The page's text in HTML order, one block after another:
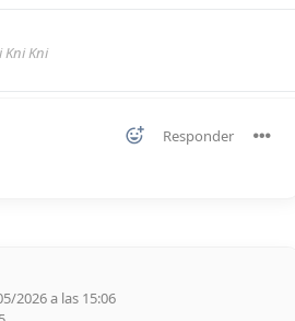
Kni Kni
Responder
2026 a las 15:06